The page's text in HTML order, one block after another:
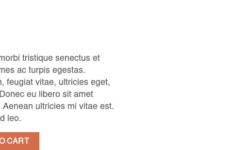
tristique senectus et
ac turpis egestas.
feugiat vitae, ultricies eget,
eu libero sit amet
ultricies mi vitae est.
leo.
CART